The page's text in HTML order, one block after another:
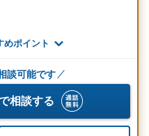
めポイント
談可能です
相談する